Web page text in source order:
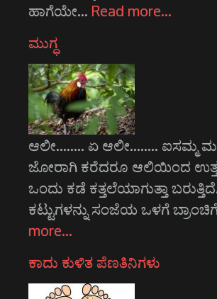
ಹಾಗೆಯೇ… Read more…
ಮುಗ್ಧ
ಆಲೀ........ ಏ ಆಲೀ........ ಐಸಮ್ಮ
ಜೋರಾಗಿ ಕರೆದರೂ ಆಲಿಯಿಂದ
ಒಂದು ಕಡೆ ಕತ್ತಲೆಯಾಗುತ್ತಾ
ಕಟ್ಟುಗಳನ್ನು ಸಂಜೆಯ ಒಳಗೆ
more…
ಕಾದು ಕುಳಿತ ಪೆಣತಿನಿಗಳು